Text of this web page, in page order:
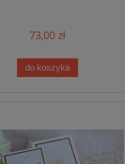
73,00 zł
do koszyka